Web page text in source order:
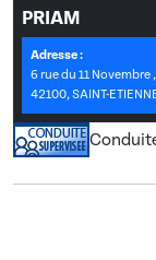
enseignés :
Permis
PRIAM
Adresse :
6 rue du 11 Novembre ,
42100, SAINT-